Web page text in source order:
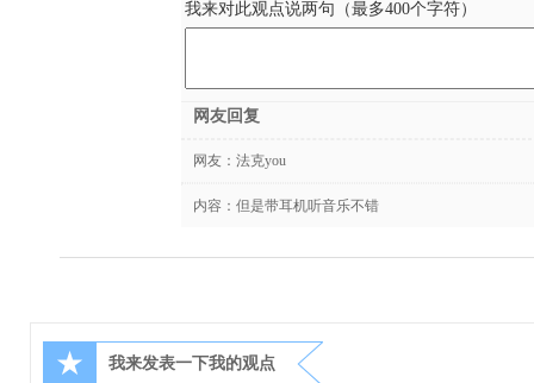
我来对此观点说两句（最多400个字符）
网友回复
网友： 法克you
内容：但是带耳机听音乐不错
★ 我来发表一下我的观点